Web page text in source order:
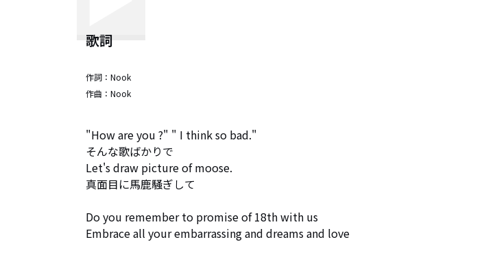
歌詞
作詞： Nook
作曲： Nook
"How are you ?" " I think so bad."
そんな歌ばかりで
Let's draw picture of moose.
真面目に馬鹿騒ぎして
Do you remember to promise of 18th with us
Embrace all your embarrassing and dreams and love